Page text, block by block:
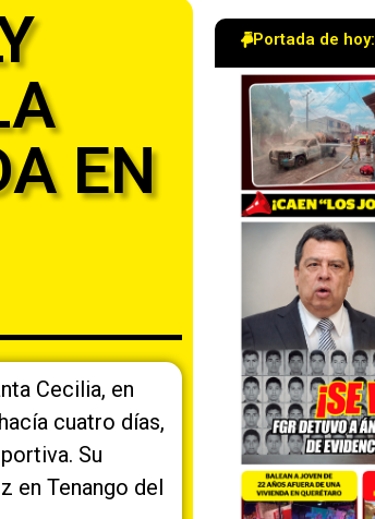
EN
Cecilia, en
cuatro días,
Su
en Tenango del
Portada de hoy: